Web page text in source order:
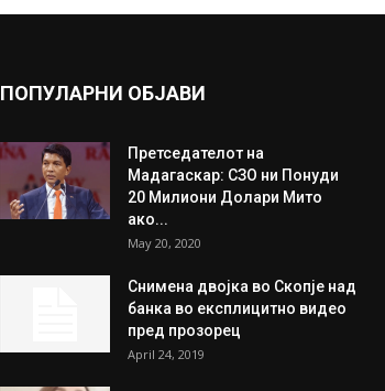
ПОПУЛАРНИ ОБЈАВИ
Претседателот на
Мадагаскар: СЗО ни Понуди
20 Милиони Долари Мито
ако...
May 20, 2020
Снимена двојка во Скопје над
банка во експлицитно видео
пред прозорец
April 24, 2019